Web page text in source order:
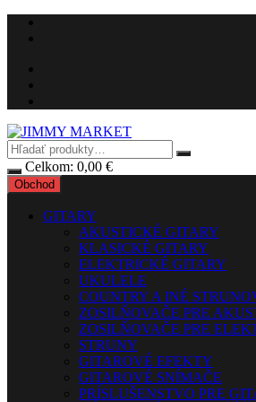
Preskočiť
Celkom: 0,00 €
Obchod
GITARY
AKUSTICKÉ GITARY
KLASICKÉ GITARY
ELEKTRICKÉ GITARY
UKULELE
COUNTRY A INÉ
ZOSILŇOVAČE PRE
ZOSILŇOVAČE PRE
STRUNY
GITAROVÉ EFEKTY
GITAROVÉ SNÍMAČE
PRÍSLUŠENSTVO PRE